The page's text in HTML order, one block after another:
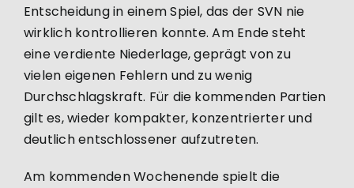
Entscheidung in einem Spiel, das der SVN nie
wirklich kontrollieren konnte. Am Ende steht
eine verdiente Niederlage, geprägt von zu
vielen eigenen Fehlern und zu wenig
Durchschlagskraft. Für die kommenden Partien
gilt es, wieder kompakter, konzentrierter und
deutlich entschlossener aufzutreten.
Am kommenden Wochenende spielt die